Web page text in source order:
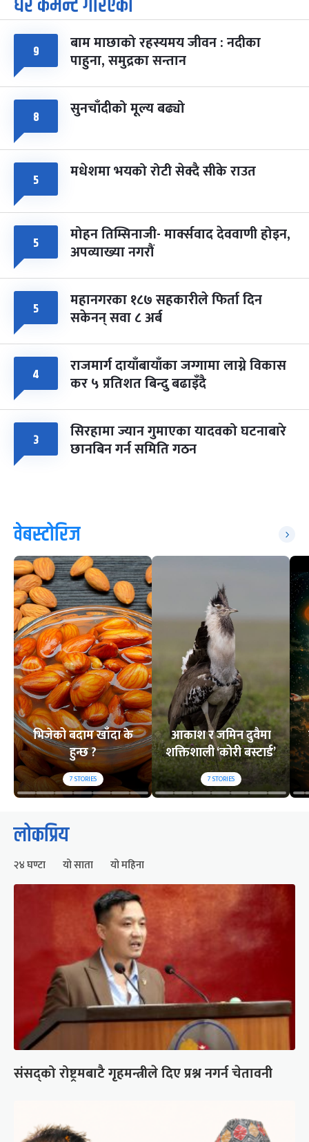
९ बाम माछाको रहस्यमय जीवन : नदीका
पाहुना, समुद्रका सन्तान
८ सुनचाँदीको मूल्य बढ्यो
५ मधेशमा भयको रोटी सेक्दै सीके राउत
५ मोहन तिम्सिनाजी- मार्क्सवाद देववाणी होइन,
अपव्याख्या नगरौं
५ महानगरका १८७ सहकारीले फिर्ता दिन
सकेनन् सवा ८ अर्ब
४ राजमार्ग दायाँबायाँका जग्गामा लाग्ने विकास
कर ५ प्रतिशत बिन्दु बढाइँदै
३ सिरहामा ज्यान गुमाएका यादवको घटनाबारे
छानबिन गर्न समिति गठन
वेबस्टोरिज
भिजेको बदाम खाँदा के
हुन्छ ?
7STORIES
आकाश र जमिन दुवैमा
शक्तिशाली ‘कोरी बस्टार्ड’
7STORIES
लोकप्रिय
२४ घण्टा यो साता यो महिना
संसद्को रोष्ट्रमबाटै गृहमन्त्रीले दिए प्रश्न नगर्न चेतावनी